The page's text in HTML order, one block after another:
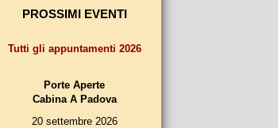
PROSSIMI EVENTI
Tutti gli appuntamenti 2026
Porte Aperte
Cabina A Padova
20 settembre 2026